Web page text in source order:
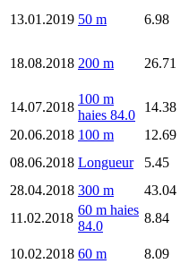
13.01.2019 50 m 6.98
18.08.2018 200 m 26.71
14.07.2018
100 m
haies 84.0
14.38
20.06.2018 100 m 12.69
08.06.2018 Longueur 5.45
28.04.2018 300 m 43.04
11.02.2018
60 m haies
84.0
8.84
10.02.2018 60 m 8.09